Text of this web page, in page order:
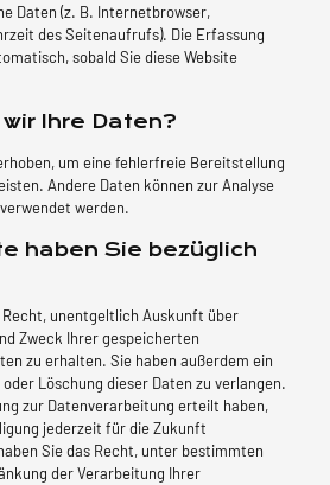
Daten (z. B. Internetbrowser,
des Seitenaufrufs). Die Erfassung
sobald Sie diese Website
Ihre Daten?
um eine fehlerfreie Bereitstellung
Andere Daten können zur Analyse
werden.
haben Sie bezüglich
unentgeltlich Auskunft über
Zweck Ihrer gespeicherten
zu erhalten. Sie haben außerdem ein
Löschung dieser Daten zu verlangen.
zur Datenverarbeitung erteilt haben,
jederzeit für die Zukunft
Sie das Recht, unter bestimmten
der Verarbeitung Ihrer